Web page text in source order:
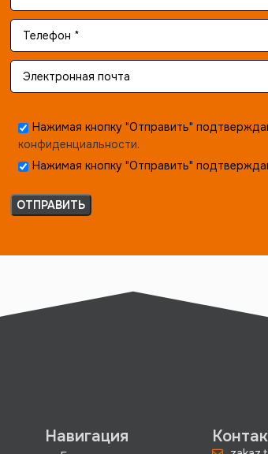
Нажимая кнопку "Отправить"
конфиденциальности.
Нажимая кнопку "Отправить"
Навигация